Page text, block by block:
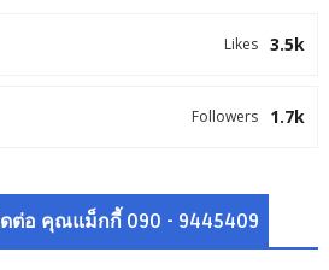
3.5k
Likes
1.7k
Followers
ต่อ คุณแม็กกี้ 090 - 9445409